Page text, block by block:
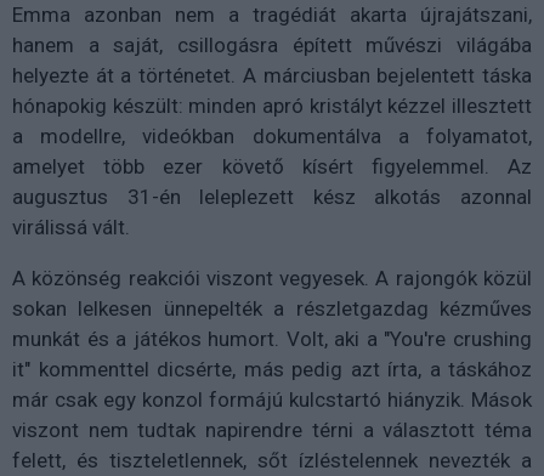
Emma azonban nem a tragédiát akarta újrajátszani,
hanem a saját, csillogásra épített művészi világába
helyezte át a történetet. A márciusban bejelentett táska
hónapokig készült: minden apró kristályt kézzel illesztett
a modellre, videókban dokumentálva a folyamatot,
amelyet több ezer követő kísért figyelemmel. Az
augusztus 31-én leleplezett kész alkotás azonnal
virálissá vált.
A közönség reakciói viszont vegyesek. A rajongók közül
sokan lelkesen ünnepelték a részletgazdag kézműves
munkát és a játékos humort. Volt, aki a "You're crushing
it" kommenttel dicsérte, más pedig azt írta, a táskához
már csak egy konzol formájú kulcstartó hiányzik. Mások
viszont nem tudtak napirendre térni a választott téma
felett, és tiszteletlennek, sőt ízléstelennek nevezték a